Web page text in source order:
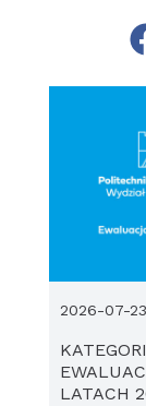
LATACH
2026-07-23